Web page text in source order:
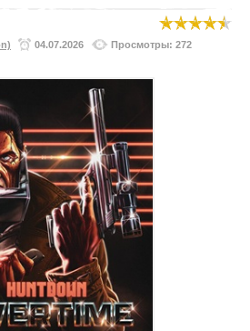
04.07.2026
Просмотры: 272